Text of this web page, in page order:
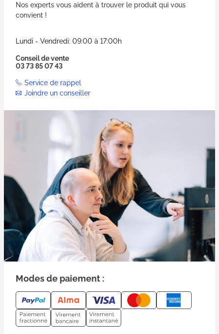
Nos experts vous aident à trouver le produit qui vous
convient !
Lundi - Vendredi: 09:00 à 17:00h
Conseil de vente
03 73 85 07 43
Service de rappel
Joindre un conseiller
Modes de paiement :